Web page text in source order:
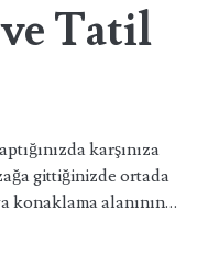
Tatil
karşınıza
gittiğinizde ortada
konaklama alanının…